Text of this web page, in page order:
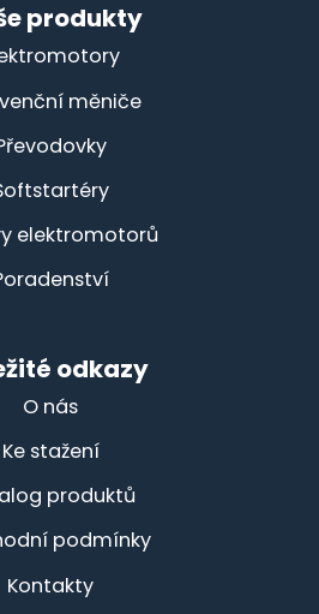
produkty
měniče
elektromotorů
odkazy
O nás
Ke stažení
produktů
podmínky
Kontakty